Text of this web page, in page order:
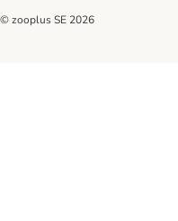
© zooplus SE 2026